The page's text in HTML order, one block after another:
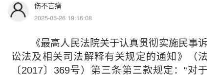
伤不言痛
2025-05-26 19:16:08
《最高人民法院关于认真贯彻实施民事诉
讼法及相关司法解释有关规定的通知》（法
〔2017〕369号）第三条第三款规定：“对于